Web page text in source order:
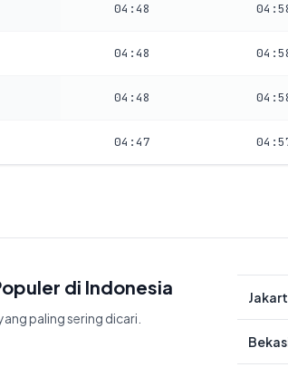
04:48
04:48
04:48
04:47
di Indonesia
paling sering dicari.